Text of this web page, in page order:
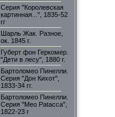
Серия "Королевская
картинная...", 1835-52
гг
Шарль Жак. Разное,
ок. 1845 г.
Губерт фон Геркомер.
"Дети в лесу", 1880 г.
Бартоломео Пинелли.
Серия "Дон Кихот",
1833-34 гг.
Бартоломео Пинелли.
Серия "Meo Patacca",
1822-23 г